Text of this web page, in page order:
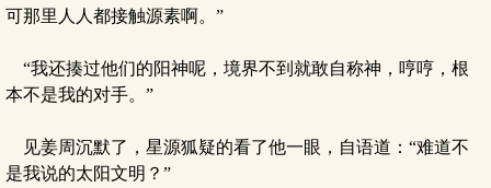
可那里人人都接触源素啊。”
“我还揍过他们的阳神呢，境界不到就敢自称神，哼哼，根
本不是我的对手。”
见姜周沉默了，星源狐疑的看了他一眼，自语道：“难道不
是我说的太阳文明？”